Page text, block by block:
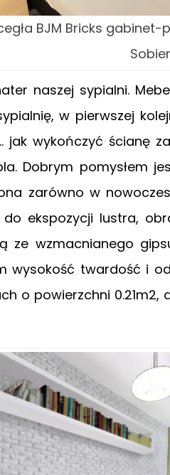
BJM Bricks
naszej sypialni.
w pierwszej
jak wykończyć ścianę
Dobrym pomysłem
zarówno w
ekspozycji lustra,
ze wzmacnianego
wysokość twardość i
o powierzchni